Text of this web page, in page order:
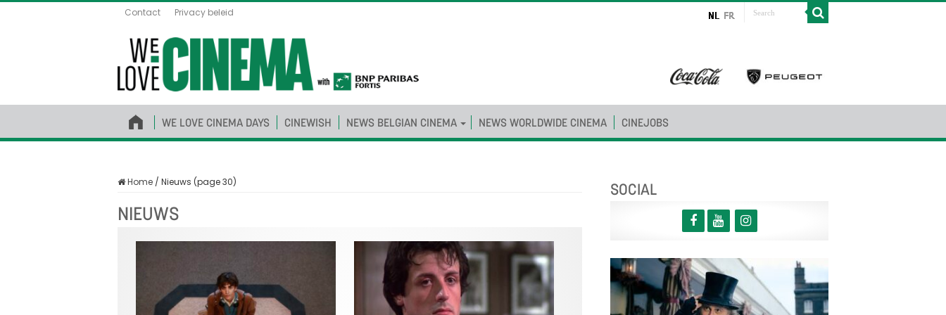
Contact Privacy beleid
WE LOVE CINEMA DAYS CINEWISH NEWS BELGIAN CINEMA NEWS WORLDWIDE CINEMA CINEJOBS
Home / Nieuws (page 30)
NIEUWS
SOCIAL